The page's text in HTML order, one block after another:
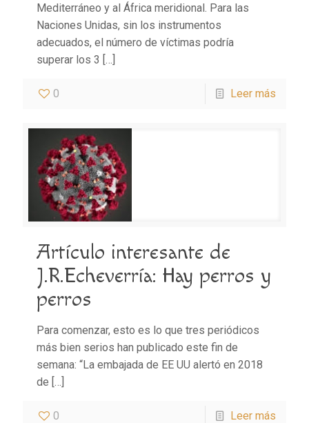
Mediterráneo y al África meridional. Para las
Naciones Unidas, sin los instrumentos
adecuados, el número de víctimas podría
superar los 3 […]
0 Leer más
Artículo interesante de
J.R.Echeverría: Hay perros y
perros
Para comenzar, esto es lo que tres periódicos
más bien serios han publicado este fin de
semana: “La embajada de EE UU alertó en 2018
de […]
0 Leer más